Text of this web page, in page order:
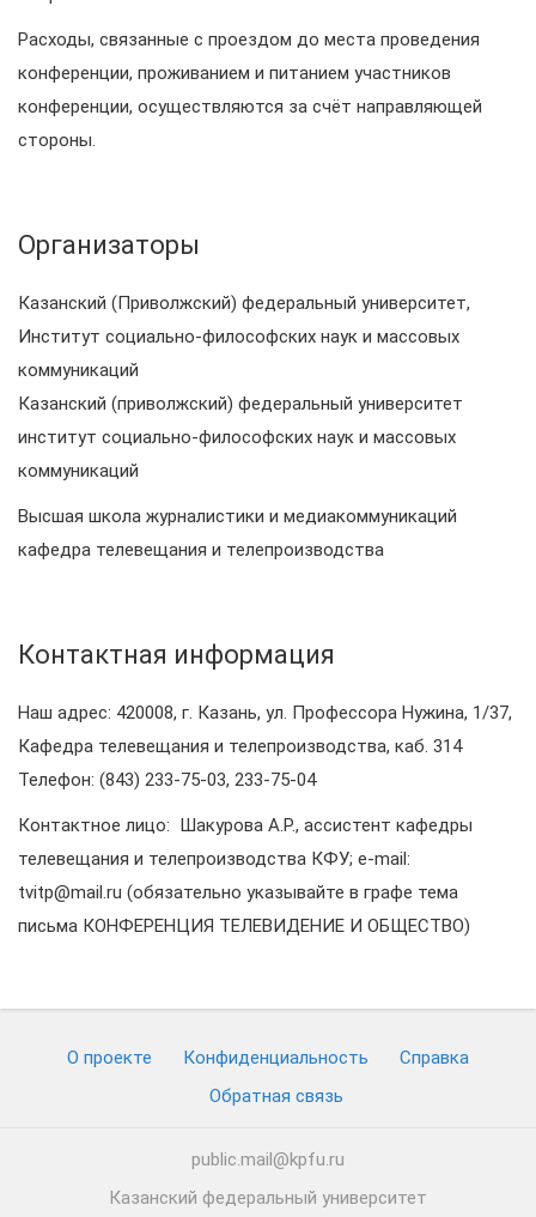
Расходы, связанные с проездом до места проведения
конференции, проживанием и питанием участников
конференции, осуществляются за счёт направляющей
стороны.
Организаторы
Казанский (Приволжский) федеральный университет,
Институт социально-философских наук и массовых
коммуникаций
Казанский (приволжский) федеральный университет
институт социально-философских наук и массовых
коммуникаций
Высшая школа журналистики и медиакоммуникаций
кафедра телевещания и телепроизводства
Контактная информация
Наш адрес: 420008, г. Казань, ул. Профессора Нужина, 1/37,
Кафедра телевещания и телепроизводства, каб. 314
Телефон: (843) 233-75-03, 233-75-04
Контактное лицо: ­ Шакурова А.Р., ассистент кафедры
телевещания и телепроизводства КФУ; e-mail:
tvitp@mail.ru (обязательно указывайте в графе тема
письма КОНФЕРЕНЦИЯ ТЕЛЕВИДЕНИЕ И ОБЩЕСТВО)
О проекте Конфиденциальность
Cправка
Обратная связь
public.mail@kpfu.ru
Казанский федеральный университет